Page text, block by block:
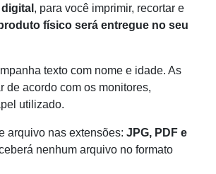
digital , para você imprimir, recortar e
físico será entregue no seu
texto com nome e idade. As
de acordo com os monitores,
utilizado.
arquivo nas extensões: JPG, PDF e
nenhum arquivo no formato